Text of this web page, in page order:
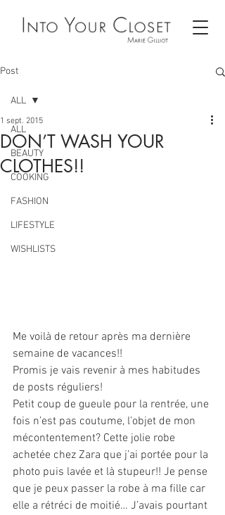
Post
ALL
BEAUTY
COOKING
FASHION
LIFESTYLE
WISHLISTS
ALL
DON’T WASH YOUR
CLOTHES!!
1 sept. 2015
Me voilà de retour après ma dernière
semaine de vacances!!
Promis je vais revenir à mes habitudes
de posts réguliers!
Petit coup de gueule pour la rentrée, une
fois n’est pas coutume, l’objet de mon
mécontentement? Cette jolie robe
achetée chez Zara que j’ai portée pour la
photo puis lavée et là stupeur!! Je pense
que je peux passer la robe à ma fille car
elle a rétréci de moitié… J’avais pourtant